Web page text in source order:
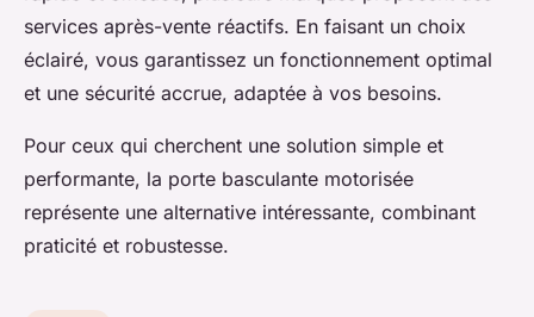
services après-vente réactifs. En faisant un choix
éclairé, vous garantissez un fonctionnement optimal
et une sécurité accrue, adaptée à vos besoins.
Pour ceux qui cherchent une solution simple et
performante, la porte basculante motorisée
représente une alternative intéressante, combinant
praticité et robustesse.